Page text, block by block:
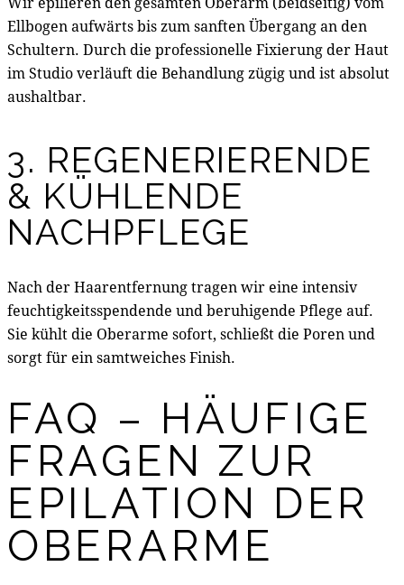
Ellbogen aufwärts bis zum sanften Übergang an den
Schultern. Durch die professionelle Fixierung der Haut
im Studio verläuft die Behandlung zügig und ist absolut
aushaltbar.
3. REGENERIERENDE
& KÜHLENDE
NACHPFLEGE
Nach der Haarentfernung tragen wir eine intensiv
feuchtigkeitsspendende und beruhigende Pflege auf.
Sie kühlt die Oberarme sofort, schließt die Poren und
sorgt für ein samtweiches Finish.
FAQ – HÄUFIGE
FRAGEN ZUR
EPILATION DER
OBERARME